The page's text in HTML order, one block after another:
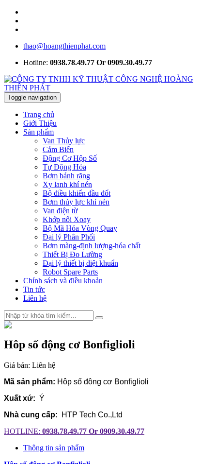
thao@hoangthienphat.com
Hotline: 0938.78.49.77 Or 0909.30.49.77
Toggle navigation
Trang chủ
Giới Thiệu
Sản phẩm
Van Thủy lực
Cảm Biến
Động Cơ Hộp Số
Tự Động Hóa
Bơm bánh răng
Xy lanh khí nén
Bộ điều khiển đầu đốt
Bơm thủy lực khí nén
Van điện từ
Khớp nối Xoay
Bộ Mã Hóa Vòng Quay
Đại lý Phân Phối
Bơm màng-định lượng-hóa chất
Thiết Bị Đo Lường
Đại lý thiết bị diệt khuẩn
Robot Spare Parts
Chính sách và điều khoản
Tin tức
Liên hệ
Hôp số động cơ Bonfiglioli
Giá bán: Liên hệ
Mã sản phẩm: Hôp số động cơ Bonfiglioli
Xuất xứ: Ý
Nhà cung cấp: HTP Tech Co.,Ltd
HOTLINE: 0938.78.49.77 Or 0909.30.49.77
Thông tin sản phẩm